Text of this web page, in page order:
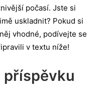
počasí. Jste si
uskladnit? Pokud si
vhodné, podívejte se
v textu níže!
příspěvku